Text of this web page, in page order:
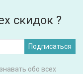
скидок ?
Подписаться
обо всех